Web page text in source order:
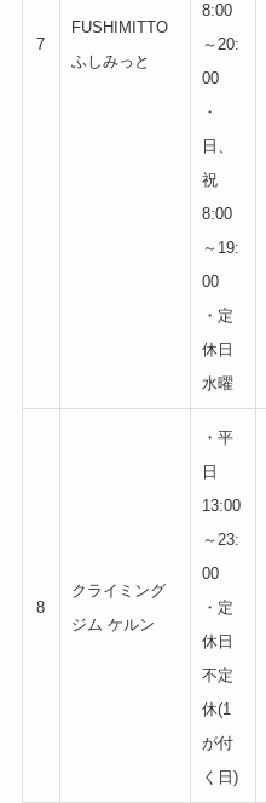
7
FUSHIMITTO
ふしみっと
8:00
～20:
00
・
日、
祝
8:00
～19:
00
・定
休日
水曜
8
クライミング
ジム ケルン
・平
日
13:00
～23:
00
・定
休日
不定
休(1
が付
く日)